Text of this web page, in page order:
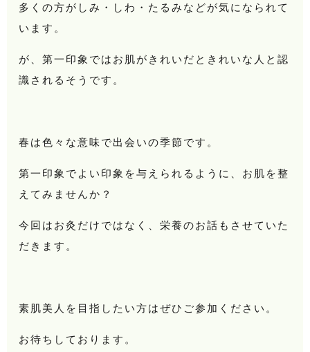
多くの方がしみ・しわ・たるみなどが気になられて
います。
が、第一印象ではお肌がきれいだときれいな人と認
識されるそうです。
春は色々な意味で出会いの季節です。
第一印象でよい印象を与えられるように、お肌を整
えてみませんか？
今回はお灸だけではなく、栄養のお話もさせていた
だきます。
素肌美人を目指したい方はぜひご参加ください。
お待ちしております。